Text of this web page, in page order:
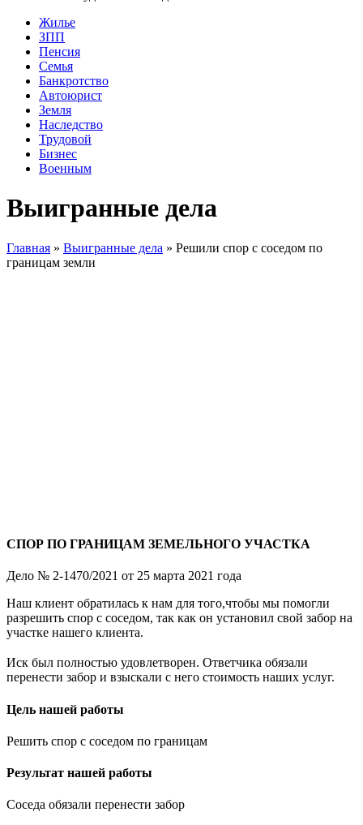
Жилье
ЗПП
Пенсия
Семья
Банкротство
Автоюрист
Земля
Наследство
Трудовой
Бизнес
Военным
Выигранные дела
Главная » Выигранные дела » Решили спор с соседом по
границам земли
СПОР ПО ГРАНИЦАМ ЗЕМЕЛЬНОГО УЧАСТКА
Дело № 2-1470/2021 от 25 марта 2021 года
Наш клиент обратилась к нам для того,чтобы мы помогли
разрешить спор с соседом, так как он установил свой забор на
участке нашего клиента.
Иск был полностью удовлетворен. Ответчика обязали
перенести забор и взыскали с него стоимость наших услуг.
Цель нашей работы
Решить спор с соседом по границам
Результат нашей работы
Соседа обязали перенести забор